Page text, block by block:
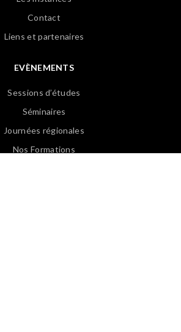
Contact
Liens et partenaires
EVÈNEMENTS
Sessions d’études
Séminaires
Journées régionales
Nos Formations